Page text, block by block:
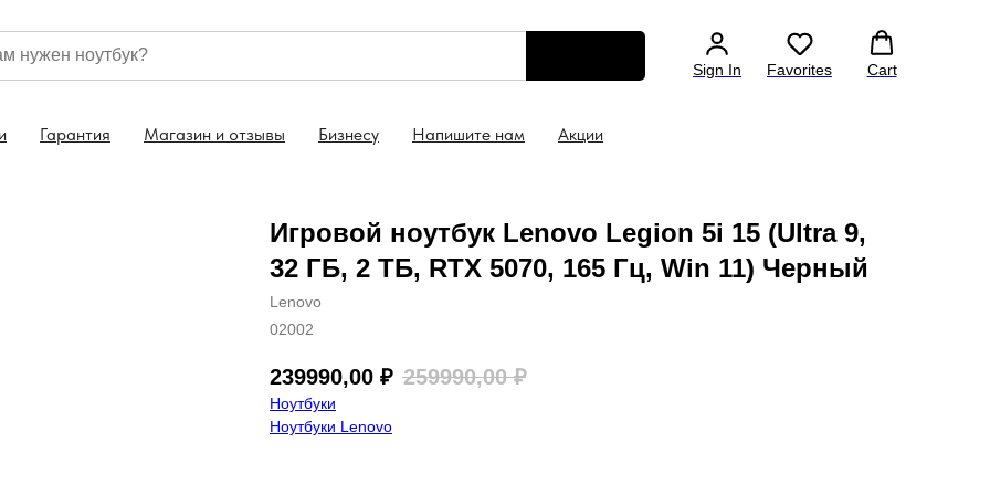
Sign In Favorites Cart
Гарантия Магазин и отзывы Бизнесу Напишите нам Акции
в корзине Консультация: +7 (499) 130 46-44 Бесплатная доставка по всей России Гарантия на
Игровой ноутбук Lenovo Legion 5i 15 (Ultra 9,
32 ГБ, 2 ТБ, RTX 5070, 165 Гц, Win 11) Черный
Lenovo
02002
239990,00 ₽ 259990,00 ₽
Ноутбуки
Ноутбуки Lenovo